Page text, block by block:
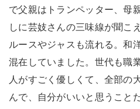
で父親はトランペッター、母
しに芸妓さんの三味線が聞こ
ルースやジャスも流れる。和
混在していました。世代も職
人がすごく優しくて、全部の
んで、自分がいいと思うこと